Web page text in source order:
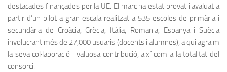
destacades finançades per la UE. El marc ha estat provat i avaluat a
partir d’un pilot a gran escala realitzat a 535 escoles de primària i
secundària de Croàcia, Grècia, Itàlia, Romania, Espanya i Suècia
involucrant més de 27,000 usuaris (docents i alumnes), a qui agraïm
la seva col·laboració i valuosa contribució, així com a la totalitat del
consorci.